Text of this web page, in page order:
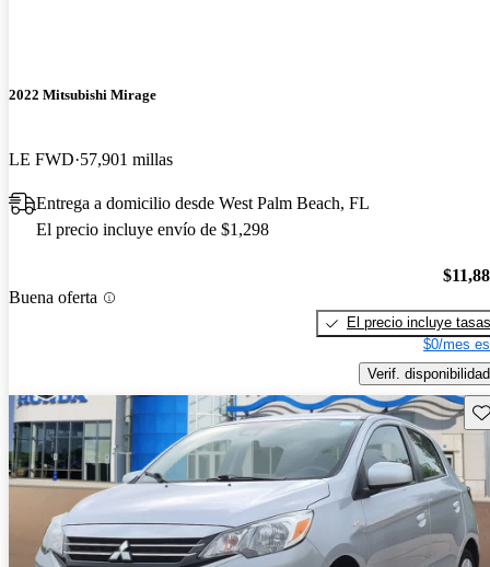
2022 Mitsubishi Mirage
LE FWD 57,901 millas
Entrega a domicilio desde West Palm Beach, FL
El precio incluye envío de $1,298
Buena oferta
El precio incluye tasas
$0/mes
Verif. disponibilidad